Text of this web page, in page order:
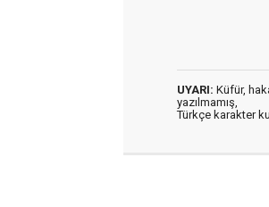
UYARI: Küfür,
yazılmamış,
Türkçe karakter